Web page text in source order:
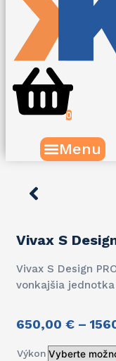
0
Menu
Vivax S
Vivax S Design
vonkajšia
650,00 € –
Výkon